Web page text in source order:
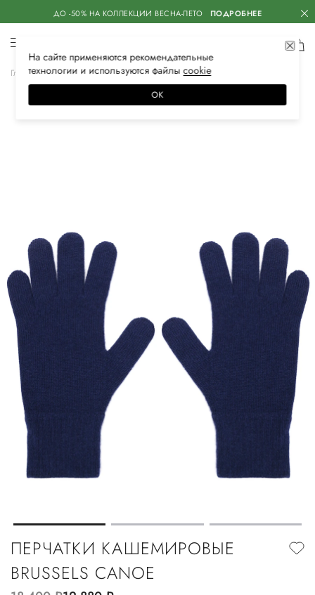
ДО -50% НА КОЛЛЕКЦИИ ВЕСНА-ЛЕТО ПОДРОБНЕЕ
Главная Мужская Аксессуары Перчатки
ПЕРЧАТКИ КАШЕМИРОВЫЕ
BRUSSELS CANOE
На сайте применяются рекомендательные
технологии и используются файлысооkiе
ОК